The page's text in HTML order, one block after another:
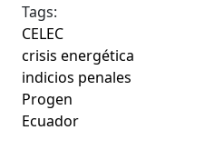
Tags:
CELEC
crisis energética
indicios penales
Progen
Ecuador